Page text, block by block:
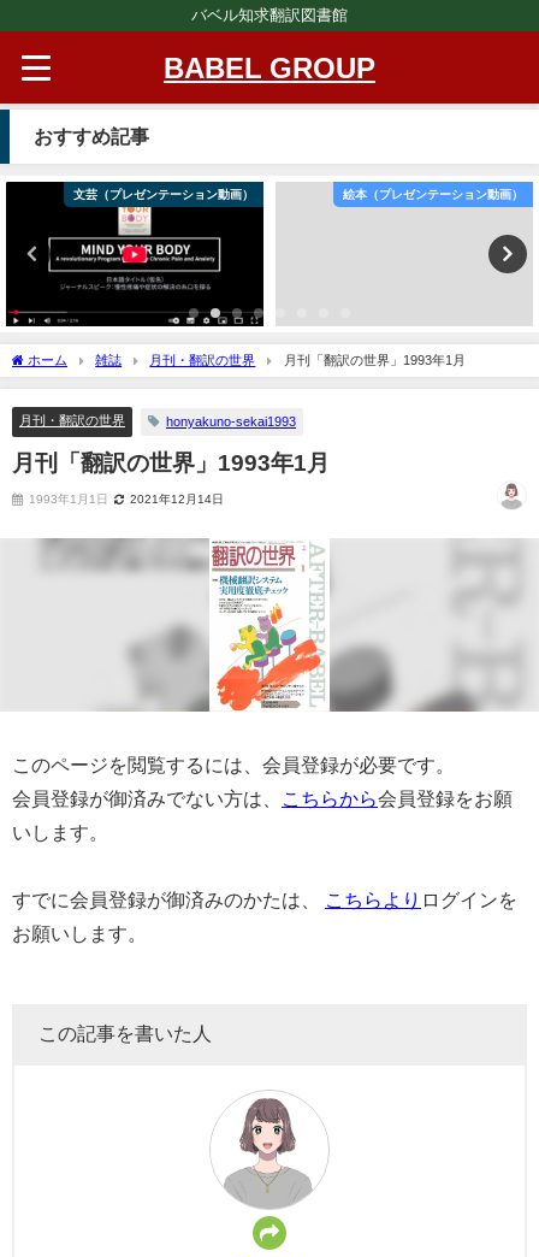
バベル知求翻訳図書館
BABEL GROUP
おすすめ記事
文芸（プレゼンテーション動画） 絵本（プレゼンテーション動画）
ホーム 雑誌 月刊・翻訳の世界 月刊「翻訳の世界」1993年1月
月刊・翻訳の世界 honyakuno-sekai1993
月刊「翻訳の世界」1993年1月
1993年1月1日 2021年12月14日
このページを閲覧するには、会員登録が必要です。
会員登録が御済みでない方は、
こちらから会員登録をお願
いします。
すでに会員登録が御済みのかたは、 こちらより ログインを
お願いします。
この記事を書いた人